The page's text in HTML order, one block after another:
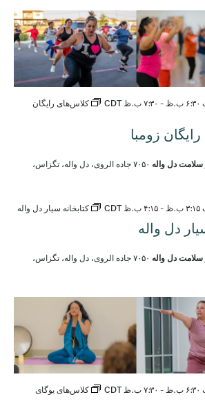
زومبا
- ۷:۳۰ ب.ظ CDT
کلاس‌های رایگان
دل واله
۷۰۵۰ جاده الروی، دل واله، تگزاس،
دل واله
-۴:۱۵ ب.ظ CDT کتابخانه سیار دل واله
دل واله
۷۰۵۰ جاده الروی، دل واله، تگزاس،
- ۷:۳۰ ب.ظ CDT
کلاس‌های یوگای